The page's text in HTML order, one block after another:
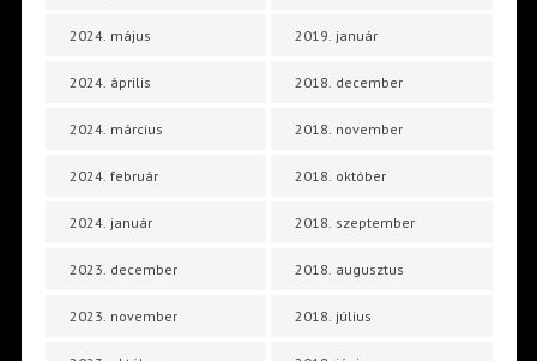
2024. május
2024. április
2024. március
2024. február
2024. január
2023. december
2023. november
2019. január
2018. december
2018. november
2018. október
2018. szeptember
2018. augusztus
2018. július